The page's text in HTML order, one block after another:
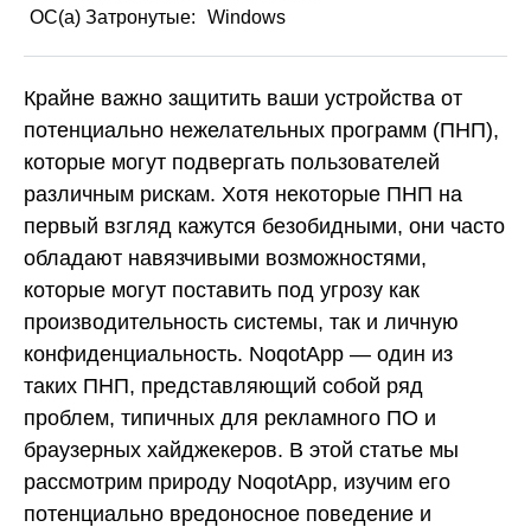
ОС(а) Затронутые:
Windows
Крайне важно защитить ваши устройства от
потенциально нежелательных программ (ПНП),
которые могут подвергать пользователей
различным рискам. Хотя некоторые ПНП на
первый взгляд кажутся безобидными, они часто
обладают навязчивыми возможностями,
которые могут поставить под угрозу как
производительность системы, так и личную
конфиденциальность. NoqotApp — один из
таких ПНП, представляющий собой ряд
проблем, типичных для рекламного ПО и
браузерных хайджекеров. В этой статье мы
рассмотрим природу NoqotApp, изучим его
потенциально вредоносное поведение и